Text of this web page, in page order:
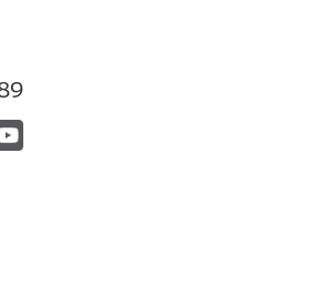
指定允许对 Salesforce API 和资源执行跨
域。
文章是否解决您的问题？